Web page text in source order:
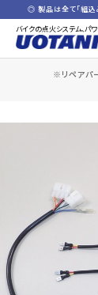
バイクの点火システム、パ
◎ 製品は全て「組込
※リペアパ
全商品